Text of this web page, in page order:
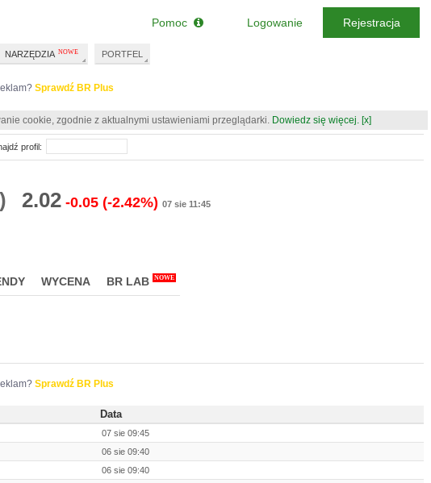
Sprawdź BR Plus
cookie, zgodnie z aktualnymi ustawieniami przeglądarki. Dowiedz się więcej. [x]
2.02 -0.05 (-2.42%) 07 sie 11:45
WYCENA BR LAB NOWE
Sprawdź BR Plus
Data
07 sie 09:45
06 sie 09:40
06 sie 09:40
profil:
NARZĘDZIA PORTFEL
Pomoc Logowanie Rejestracja